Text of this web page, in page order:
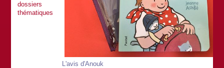
dossiers
thématiques
L'avis d'Anouk